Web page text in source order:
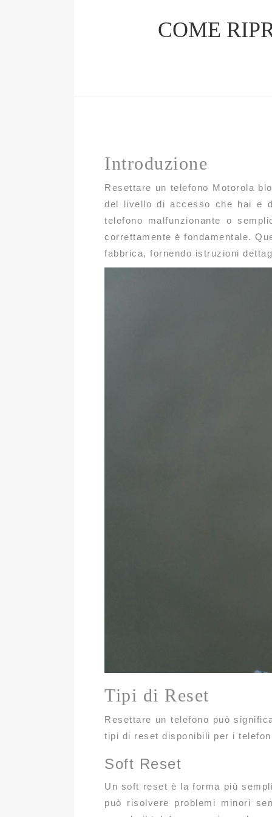
COME
Introduzione
Resettare un telefono Motorola
del livello di accesso che hai e
telefono malfunzionante o
correttamente è fondamentale.
fabbrica, fornendo istruzioni
Tipi di Reset
Resettare un telefono può
tipi di reset disponibili per i
Soft Reset
Un soft reset è la forma più
può risolvere problemi minori